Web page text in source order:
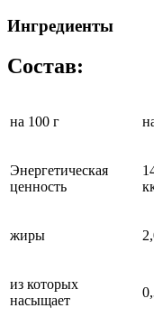
Ингредиенты
Состав:
на 100 г
Энергетическая
ценность
жиры
из которых
насыщает